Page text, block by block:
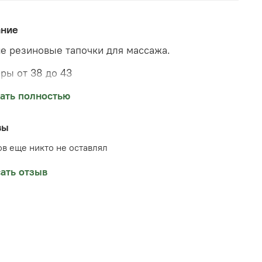
резиновые тапочки для массажа.
от 38 до 43
и серые
тому что массажные элементы не жёсткие,
носить их постоянно.
из качественных материалов, не имеют
полностью
еще никто не оставлял
отзыв